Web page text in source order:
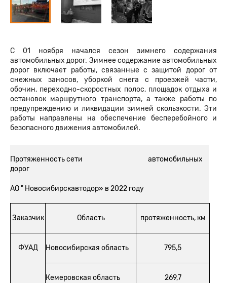
С 01 ноября начался сезон зимнего содержания
автомобильных дорог. Зимнее содержание автомобильных
дорог включает работы, связанные с защитой дорог от
снежных заносов, уборкой снега с проезжей части,
обочин, переходно-скоростных полос, площадок отдыха и
остановок маршрутного транспорта, а также работы по
предупреждению и ликвидации зимней скользкости. Эти
работы направлены на обеспечение бесперебойного и
безопасного движения автомобилей.
Протяженность сети автомобильных
дорог
АО " Новосибирскавтодор» в 2022 году
Заказчик Область протяженность, км
ФУАД Новосибирская область 795,5
Кемеровская область 269,7